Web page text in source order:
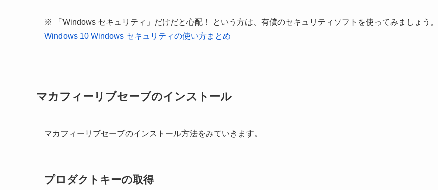
※ 「Windows セキュリティ」だけだと心配！ という方は、有償のセキュリティソフトを使ってみましょう。
Windows 10 Windows セキュリティの使い方まとめ
マカフィーリブセーブのインストール
マカフィーリブセーブのインストール方法をみていきます。
プロダクトキーの取得